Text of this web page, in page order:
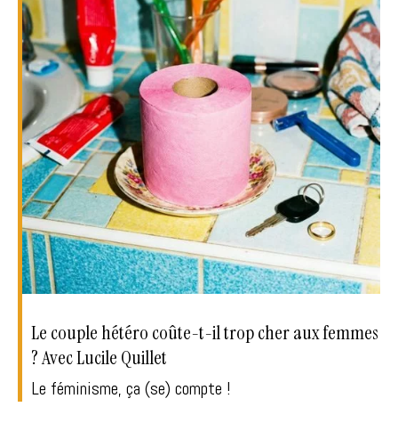
Le couple hétéro coûte-t-il trop cher aux femmes
? Avec Lucile Quillet
Le féminisme, ça (se) compte !